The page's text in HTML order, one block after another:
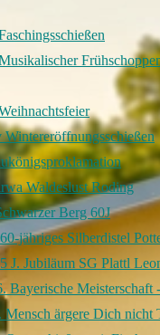
Waldeslust Roding
Berg 60J
jähriges Silberdistel
J. Jubiläum SG Plattl
Bayerische
Mensch ärgere Dich nicht